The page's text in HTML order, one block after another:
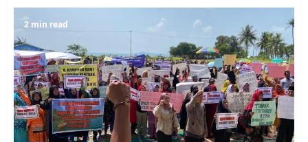
5
Resahkan Warga
JULI 17, 2026 0
1
Warga Pulau Rempang Serukan
Dukungan untuk Walhi Riau
dan LBH Pekanbaru
AGUSTUS 9, 2026 0
2 min read